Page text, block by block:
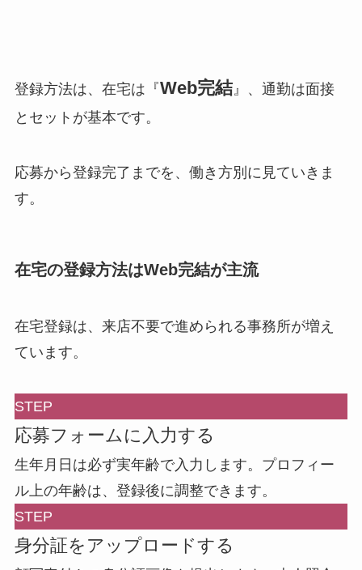
登録方法は、在宅は『Web完結』、通勤は面接
とセットが基本です。
応募から登録完了までを、働き方別に見ていきま
す。
在宅の登録方法はWeb完結が主流
在宅登録は、来店不要で進められる事務所が増え
ています。
STEP
応募フォームに入力する
生年月日は必ず実年齢で入力します。プロフィー
ル上の年齢は、登録後に調整できます。
STEP
身分証をアップロードする